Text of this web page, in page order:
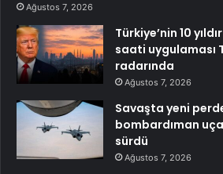
Ağustos 7, 2026
Türkiye’nin 10
saati uygulaması
radarında
Ağustos 7, 2026
Savaşta yeni
bombardıman
sürdü
Ağustos 7, 2026